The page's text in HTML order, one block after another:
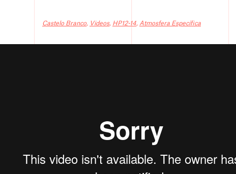
Castelo Branco, Videos, HP12-14, Atmosfera Específica